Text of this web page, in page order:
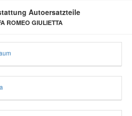
Autoersatzteile
ROMEO GIULIETTA